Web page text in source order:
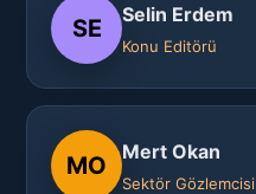
SE
Selin Erdem
Konu Editörü
MO
Mert Okan
Sektör Gözlemcisi